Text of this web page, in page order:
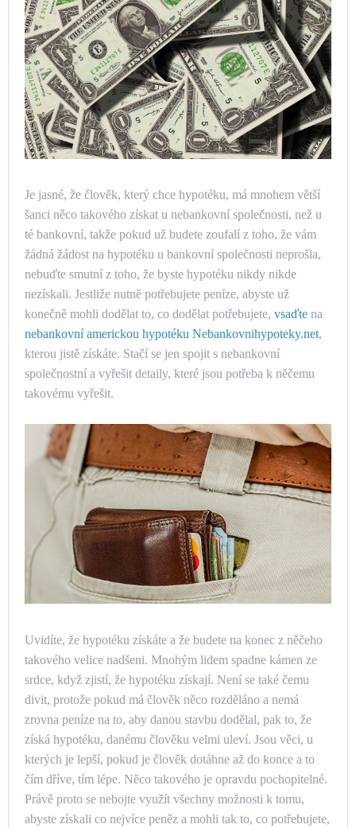
Je jasné, že člověk, který chce hypotéku, má mnohem větší
šanci něco takového získat u nebankovní společnosti, než u
té bankovní, takže pokud už budete zoufalí z toho, že vám
žádná žádost na hypotéku u bankovní společnosti neprošla,
nebuďte smutní z toho, že byste hypotéku nikdy nikde
nezískali. Jestliže nutně potřebujete peníze, abyste už
konečně mohli dodělat to, co dodělat potřebujete, vsaďte na
nebankovní americkou hypotéku Nebankovnihypoteky.net,
kterou jistě získáte. Stačí se jen spojit s nebankovní
společnostní a vyřešit detaily, které jsou potřeba k něčemu
takovému vyřešit.
Uvidíte, že hypotéku získáte a že budete na konec z něčeho
takového velice nadšeni. Mnohým lidem spadne kámen ze
srdce, když zjistí, že hypotéku získají. Není se také čemu
divit, protože pokud má člověk něco rozděláno a nemá
zrovna peníze na to, aby danou stavbu dodělal, pak to, že
získá hypotéku, danému člověku velmi uleví. Jsou věci, u
kterých je lepší, pokud je člověk dotáhne až do konce a to
čím dříve, tím lépe. Něco takového je opravdu pochopitelné.
Právě proto se nebojte využít všechny možnosti k tomu,
abyste získali co nejvíce peněz a mohli tak to, co potřebujete,